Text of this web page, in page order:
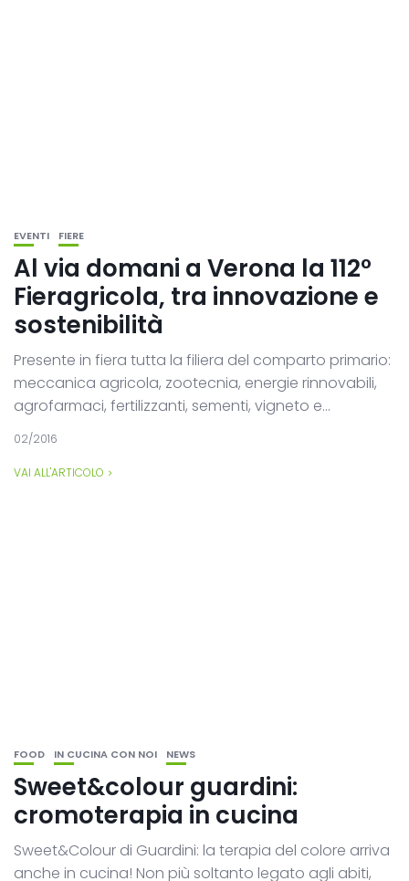
EVENTI FIERE
Al via domani a Verona la 112°
Fieragricola, tra innovazione e
sostenibilità
Presente in fiera tutta la filiera del comparto primario:
meccanica agricola, zootecnia, energie rinnovabili,
agrofarmaci, fertilizzanti, sementi, vigneto e...
02/2016
VAI ALL'ARTICOLO
FOOD IN CUCINA CON NOI NEWS
Sweet&colour guardini:
cromoterapia in cucina
Sweet&Colour di Guardini: la terapia del colore arriva
anche in cucina! Non più soltanto legato agli abiti,